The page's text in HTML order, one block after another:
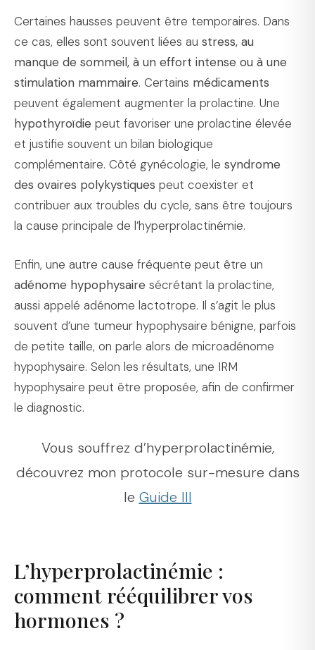
Certaines hausses peuvent être temporaires. Dans
ce cas, elles sont souvent liées au stress, au
manque de sommeil, à un effort intense ou à une
stimulation mammaire. Certains médicaments
peuvent également augmenter la prolactine. Une
hypothyroïdie peut favoriser une prolactine élevée
et justifie souvent un bilan biologique
complémentaire. Côté gynécologie, le syndrome
des ovaires polykystiques peut coexister et
contribuer aux troubles du cycle, sans être toujours
la cause principale de l’hyperprolactinémie.
Enfin, une autre cause fréquente peut être un
adénome hypophysaire sécrétant la prolactine,
aussi appelé adénome lactotrope. Il s’agit le plus
souvent d’une tumeur hypophysaire bénigne, parfois
de petite taille, on parle alors de microadénome
hypophysaire. Selon les résultats, une IRM
hypophysaire peut être proposée, afin de confirmer
le diagnostic.
Vous souffrez d’hyperprolactinémie,
découvrez mon protocole sur-mesure dans
le Guide III
L’hyperprolactinémie :
comment rééquilibrer vos
hormones ?